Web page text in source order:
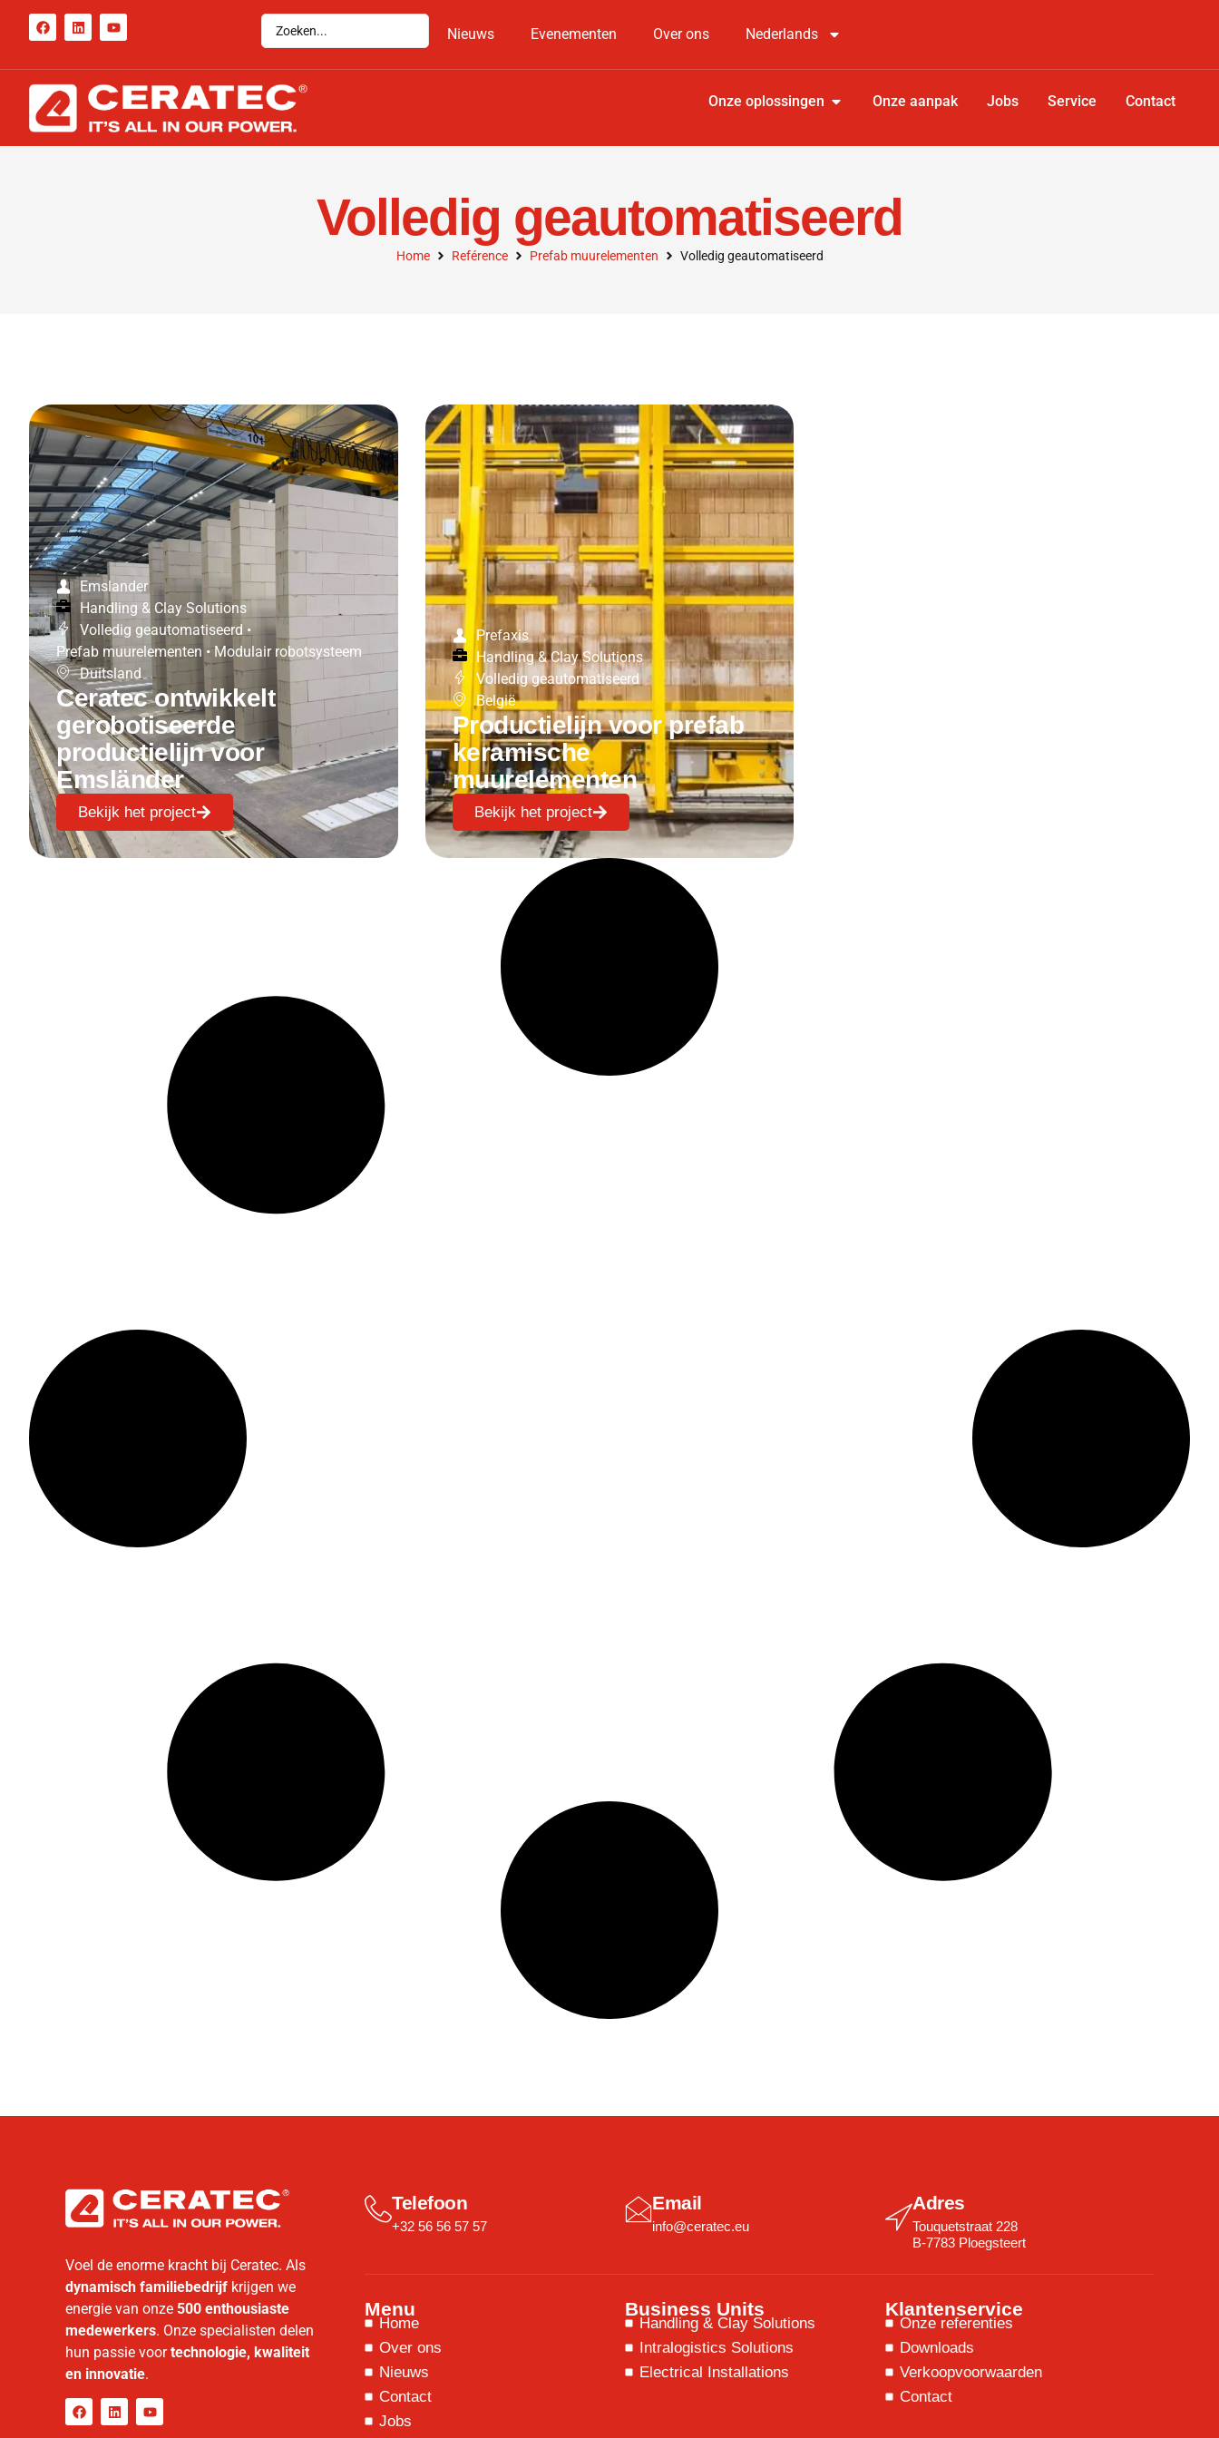
Nieuws Evenementen Over ons Nederlands
Onze oplossingen Onze aanpak Jobs Service Contact
Volledig geautomatiseerd
Home Reférence Prefab muurelementen Volledig geautomatiseerd
Emslander
Handling & Clay Solutions
Volledig geautomatiseerd •
Prefab muurelementen • Modulair robotsysteem
Duitsland
Ceratec ontwikkelt
gerobotiseerde
productielijn voor
Emsländer
Bekijk het project
Prefaxis
Handling & Clay Solutions
Volledig geautomatiseerd
België
Productielijn voor prefab
keramische
muurelementen
Bekijk het project
Voel de enorme kracht bij Ceratec. Als
dynamisch familiebedrijf krijgen we
energie van onze 500 enthousiaste
medewerkers. Onze specialisten delen
hun passie voortechnologie, kwaliteit
en innovatie.
Telefoon
+32 56 56 57 57
Email
info@ceratec.eu
Adres
Touquetstraat 228
B-7783 Ploegsteert
Menu
Home
Over ons
Nieuws
Contact
Jobs
Business Units
Handling & Clay Solutions
Intralogistics Solutions
Electrical Installations
Klantenservice
Onze referenties
Downloads
Verkoopvoorwaarden
Contact